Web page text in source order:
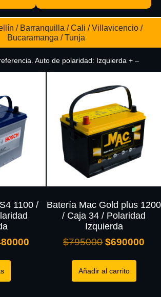
/ Barranquilla / Cali / Villavicencio /
Bucaramanga / Tunja
Auto de polaridad: Izquierda + –
1100 /
Batería Mac Gold plus 1200
/ Caja 34 / Polaridad
Izquierda
$795000 $690000
Añadir al carrito